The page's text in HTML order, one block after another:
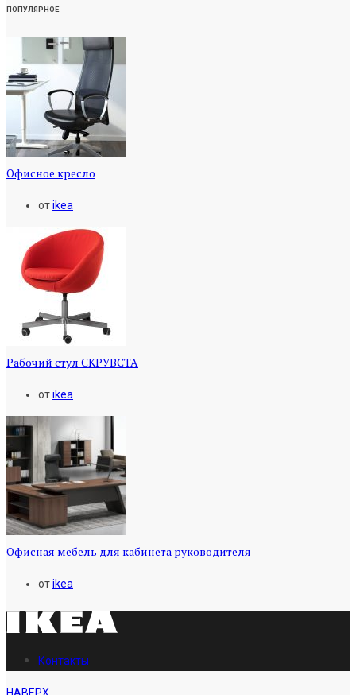
ПОПУЛЯРНОЕ
Офисное кресло
отikea
Рабочий стул СКРУВСТА
отikea
Офисная мебель для кабинета руководителя
отikea
Контакты
НАВЕРХ